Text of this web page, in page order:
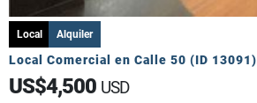
Local Alquiler
Local Comercial en Calle 50 (ID 13091)
US$4,500 USD